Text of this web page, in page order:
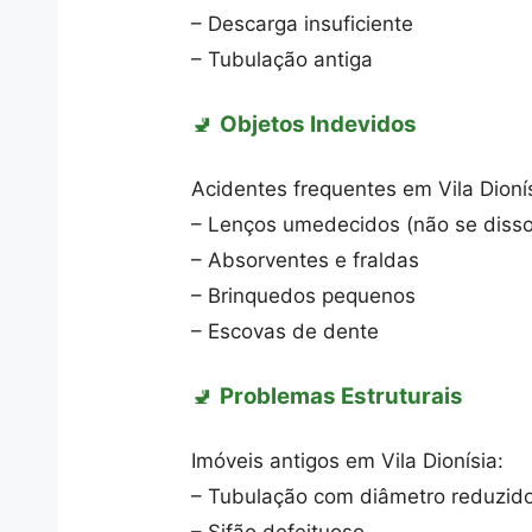
– Descarga insuficiente
– Tubulação antiga
🚽 Objetos Indevidos
Acidentes frequentes em Vila
– Lenços umedecidos (não se
– Absorventes e fraldas
– Brinquedos pequenos
– Escovas de dente
🚽 Problemas Estruturais
Imóveis antigos em Vila Dionísia:
– Tubulação com diâmetro